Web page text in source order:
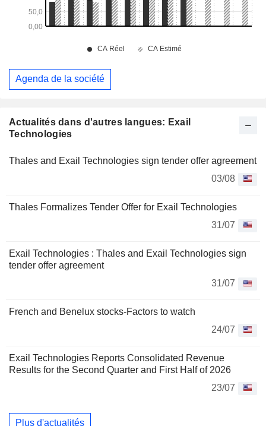
Actualités dans d'autres langues: Exail
Technologies
Thales and Exail Technologies sign tender offer agreement
03/08
Thales Formalizes Tender Offer for Exail Technologies
31/07
Exail Technologies : Thales and Exail Technologies sign
tender offer agreement
31/07
French and Benelux stocks-Factors to watch
24/07
Exail Technologies Reports Consolidated Revenue
Results for the Second Quarter and First Half of 2026
23/07
Plus d'actualités
Agenda de la société